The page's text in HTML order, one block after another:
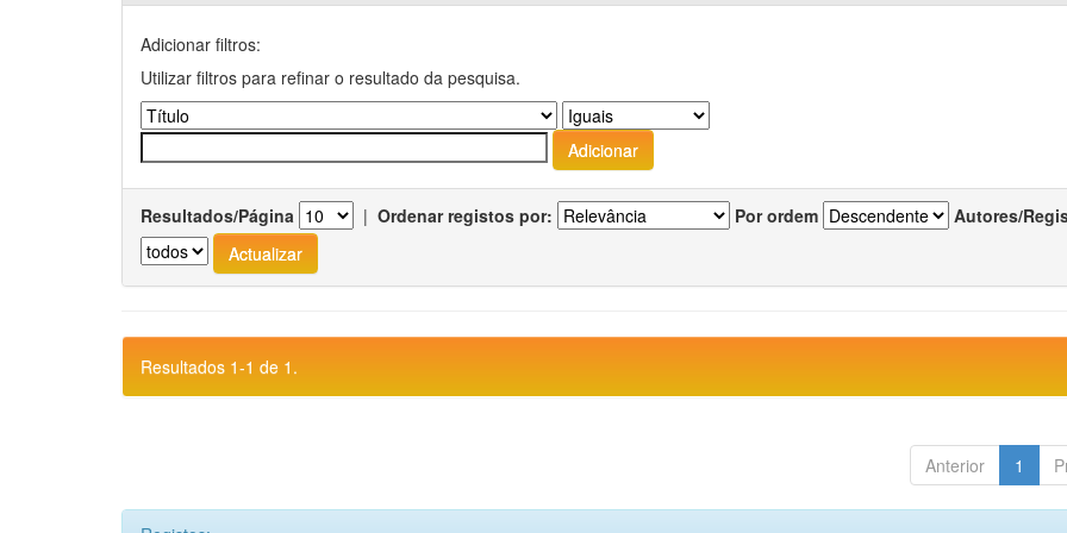
Adicionar filtros:
Utilizar filtros para refinar o resultado da pesquisa.
Resultados/Página | Ordenar registos por: Por ordem Autores/
Resultados 1-1 de 1.
Anterior 1